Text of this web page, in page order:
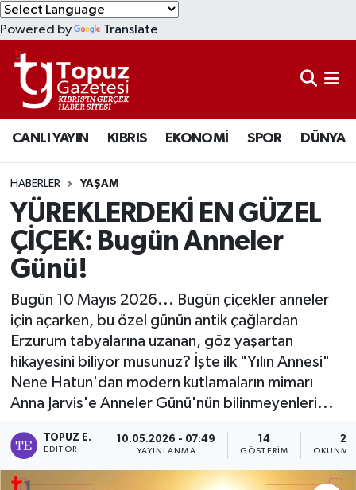
Powered by Translate
CANLI YAYIN KIBRIS EKONOMİ SPOR DÜNYA
HABERLER YAŞAM
YÜREKLERDEKİ EN GÜZEL
ÇİÇEK: Bugün Anneler
Günü!
Bugün 10 Mayıs 2026... Bugün çiçekler anneler
için açarken, bu özel günün antik çağlardan
Erzurum tabyalarına uzanan, göz yaşartan
hikayesini biliyor musunuz? İşte ilk "Yılın Annesi"
Nene Hatun'dan modern kutlamaların mimarı
Anna Jarvis'e Anneler Günü'nün bilinmeyenleri...
TOPUZ E.
EDITÖR
10.05.2026 - 07:49
YAYINLANMA
14
GÖSTERIM
2
OKUNMA
KIBRIS
DÜNYA
EKONOMİ
MAGAZİN
SAĞLIK
SPOR
TEKNOLOJİ
TÜRKİYE
Lefkoşa Nöbetçi Eczaneler
Lefkoşa Hava Durumu
Lefkoşa Trafik Yoğunluk Haritası
Süper Lig Puan Durumu ve Fikstür
Tüm Manşetler
Son Dakika Haberleri
Haber Arşivi